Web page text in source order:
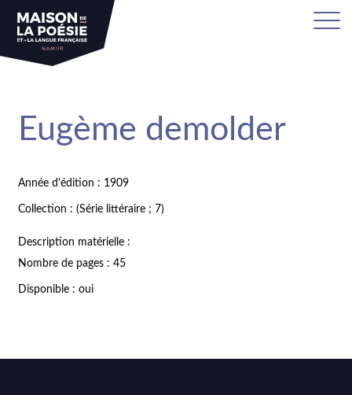
Eugème demolder
Année d'édition : 1909
Collection : (Série littéraire ; 7)
Description matérielle :
Nombre de pages : 45
Disponible : oui